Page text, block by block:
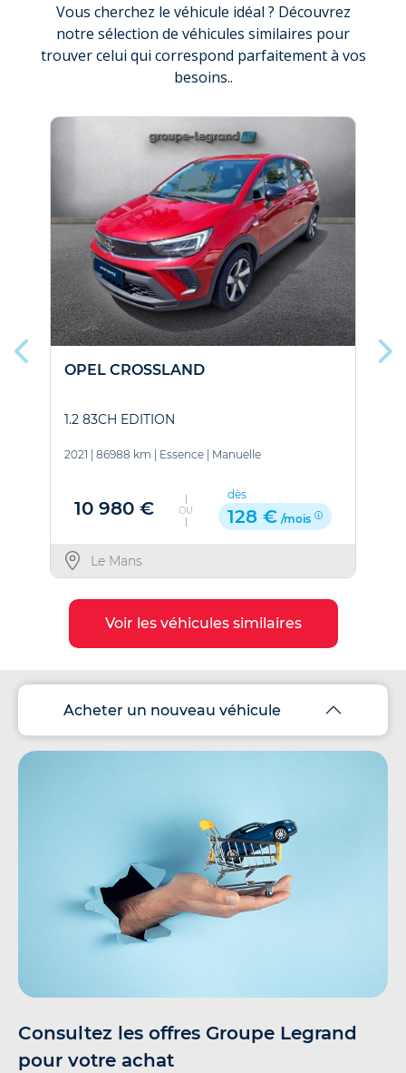
Vous cherchez le véhicule idéal ? Découvrez
notre sélection de véhicules similaires pour
trouver celui qui correspond parfaitement à vos
besoins..
OPEL CROSSLAND
1.2 83CH EDITION
2021 | 86988 km | Essence | Manuelle
10 980 € OU
dès
128 € /mois
Le Mans
Voir les véhicules similaires
Acheter un nouveau véhicule
Consultez les offres Groupe Legrand
pour votre achat